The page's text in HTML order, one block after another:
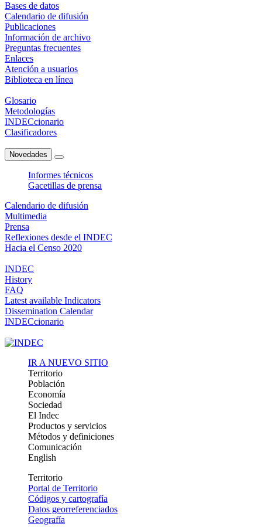
Bases de datos
Calendario de difusión
Publicaciones
Información de archivo
Preguntas frecuentes
Enlaces
Atención a usuarios
Biblioteca en línea
Glosario
Metodologías
INDECcionario
Clasificadores
Novedades
Informes técnicos
Gacetillas de prensa
Calendario de difusión
Multimedia
Prensa
Reflexiones desde el INDEC
Hacia el Censo 2020
INDEC
History
FAQ
Latest available Indicators
Dissemination Calendar
INDECcionario
IR A NUEVO SITIO
Territorio
Población
Economía
Sociedad
El Indec
Productos y servicios
Métodos y definiciones
Comunicación
English
Territorio
Portal de Territorio
Códigos y cartografía
Datos georreferenciados
Geografía